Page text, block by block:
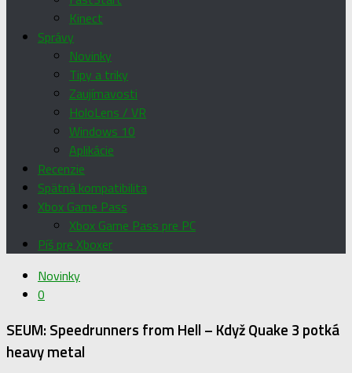
Kinect
Správy
Novinky
Tipy a triky
Zaujímavosti
HoloLens / VR
Windows 10
Aplikácie
Recenzie
Spätná kompatibilita
Xbox Game Pass
Xbox Game Pass pre PC
Píš pre Xboxer
Novinky
0
SEUM: Speedrunners from Hell – Když Quake 3 potká
heavy metal